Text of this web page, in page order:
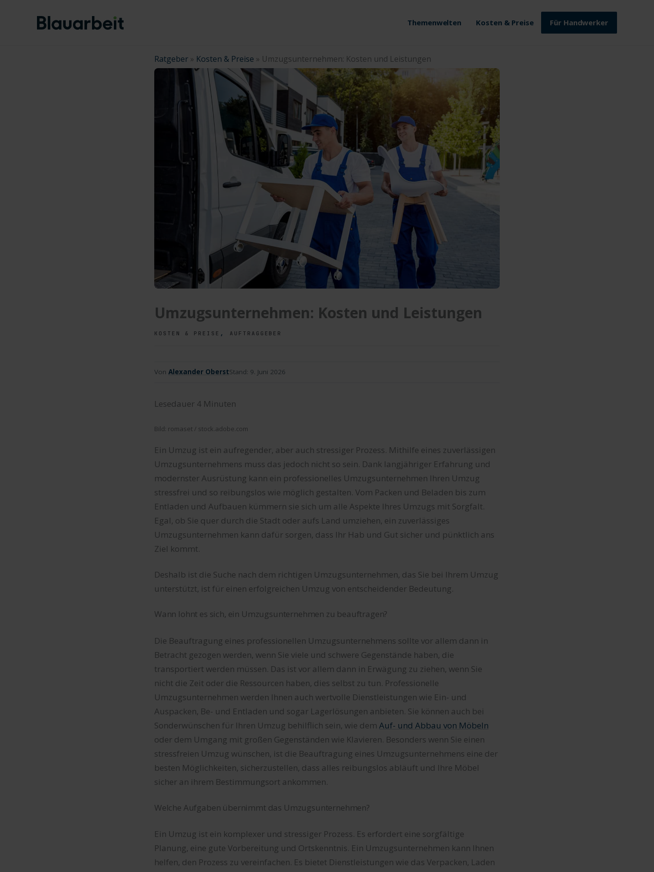
Themenwelten Kosten & Preise Für Handwerker
Ratgeber » Kosten & Preise » Umzugsunternehmen: Kosten und Leistungen
Umzugsunternehmen: Kosten und Leistungen
KOSTEN & PREISE , AUFTRAGGEBER
Von Alexander OberstStand: 9. Juni 2026
Lesedauer 4 Minuten
Bild: romaset / stock.adobe.com
Ein Umzug ist ein aufregender, aber auch stressiger Prozess. Mithilfe eines zuverlässigen
Umzugsunternehmens muss das jedoch nicht so sein. Dank langjähriger Erfahrung und
modernster Ausrüstung kann ein professionelles Umzugsunternehmen Ihren Umzug
stressfrei und so reibungslos wie möglich gestalten. Vom Packen und Beladen bis zum
Entladen und Aufbauen kümmern sie sich um alle Aspekte Ihres Umzugs mit Sorgfalt.
Egal, ob Sie quer durch die Stadt oder aufs Land umziehen, ein zuverlässiges
Umzugsunternehmen kann dafür sorgen, dass Ihr Hab und Gut sicher und pünktlich ans
Ziel kommt.
Deshalb ist die Suche nach dem richtigen Umzugsunternehmen, das Sie bei Ihrem Umzug
unterstützt, ist für einen erfolgreichen Umzug von entscheidender Bedeutung.
Wann lohnt es sich, ein Umzugsunternehmen zu beauftragen?
Die Beauftragung eines professionellen Umzugsunternehmens sollte vor allem dann in
Betracht gezogen werden, wenn Sie viele und schwere Gegenstände haben, die
transportiert werden müssen. Das ist vor allem dann in Erwägung zu ziehen, wenn Sie
nicht die Zeit oder die Ressourcen haben, dies selbst zu tun. Professionelle
Umzugsunternehmen werden Ihnen auch wertvolle Dienstleistungen wie Ein- und
Auspacken, Be- und Entladen und sogar Lagerlösungen anbieten. Sie können auch bei
Sonderwünschen für Ihren Umzug behilflich sein, wie dem Auf- und Abbau von Möbeln
oder dem Umgang mit großen Gegenständen wie Klavieren. Besonders wenn Sie einen
stressfreien Umzug wünschen, ist die Beauftragung eines Umzugsunternehmens eine der
besten Möglichkeiten, sicherzustellen, dass alles reibungslos abläuft und Ihre Möbel
sicher an ihrem Bestimmungsort ankommen.
Welche Aufgaben übernimmt das Umzugsunternehmen?
Ein Umzug ist ein komplexer und stressiger Prozess. Es erfordert eine sorgfältige
Planung, eine gute Vorbereitung und Ortskenntnis. Ein Umzugsunternehmen kann Ihnen
helfen, den Prozess zu vereinfachen. Es bietet Dienstleistungen wie das Verpacken, Laden